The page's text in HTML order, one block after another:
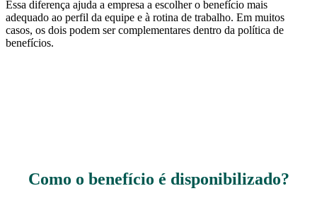
Essa diferença ajuda a empresa a escolher o benefício mais
adequado ao perfil da equipe e à rotina de trabalho. Em muitos
casos, os dois podem ser complementares dentro da política de
benefícios.
Como o benefício é disponibilizado?